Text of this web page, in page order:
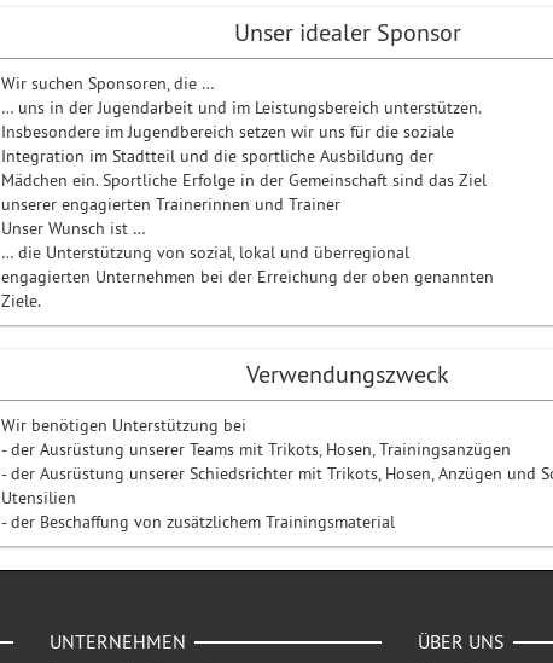
Unser idealer Sponsor
Wir suchen Sponsoren, die …
… uns in der Jugendarbeit und im Leistungsbereich unterstützen.
Insbesondere im Jugendbereich setzen wir uns für die soziale
Integration im Stadtteil und die sportliche Ausbildung der
Mädchen ein. Sportliche Erfolge in der Gemeinschaft sind das Ziel
unserer engagierten Trainerinnen und Trainer
Unser Wunsch ist …
… die Unterstützung von sozial, lokal und überregional
engagierten Unternehmen bei der Erreichung der oben genannten
Ziele.
Verwendungszweck
Wir benötigen Unterstützung bei
- der Ausrüstung unserer Teams mit Trikots, Hosen, Trainingsanzügen
- der Ausrüstung unserer Schiedsrichter mit Trikots, Hosen, Anzügen und
Utensilien
- der Beschaffung von zusätzlichem Trainingsmaterial
UNTERNEHMEN ÜBER UNS